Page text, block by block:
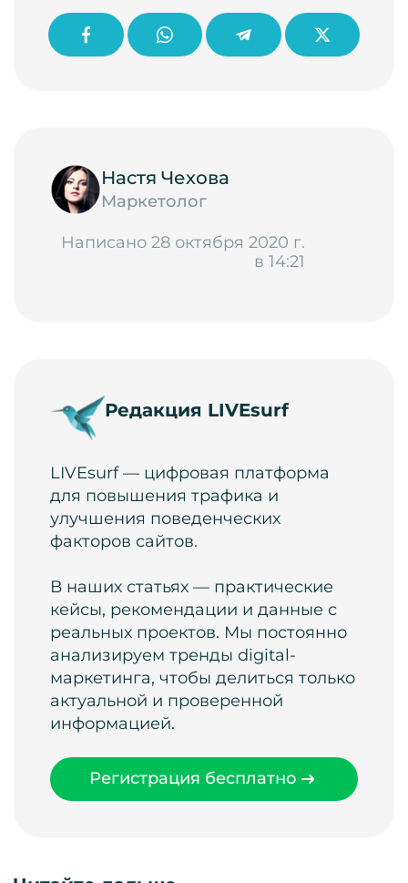
Настя Чехова
Маркетолог
Написано 28 октября 2020 г.
в 14:21
Редакция LIVEsurf
LIVEsurf — цифровая платформа
для повышения трафика и
улучшения поведенческих
факторов сайтов.
В наших статьях — практические
кейсы, рекомендации и данные с
реальных проектов. Мы постоянно
анализируем тренды digital-
маркетинга, чтобы делиться только
актуальной и проверенной
информацией.
Регистрация бесплатно